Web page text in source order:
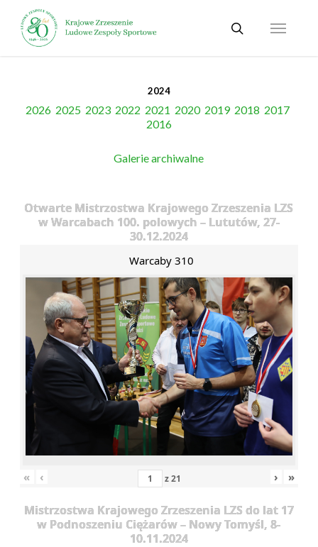
main
content
search
Menu
2024
2026 2025 2023 2022 2021 2020 2019 2018 2017
2016
Galerie archiwalne
Otwarte Mistrzostwa Krajowego Zrzeszenia LZS
w Warcabach 100. polowych – Lututów, 27-
30.12.2024
Warcaby 310
« ‹ z21 › »
Mistrzostwa Krajowego Zrzeszenia LZS do lat 17
w Podnoszeniu Ciężarów – Nowy Tomyśl, 8-
10.11.2024